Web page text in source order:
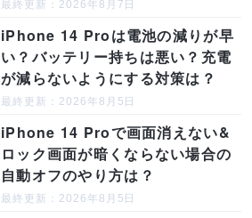
最終更新：2026年8月7日
iPhone 14 Proは電池の減りが早
い？バッテリー持ちは悪い？充電
が減らないようにする対策は？
最終更新：2026年8月5日
iPhone 14 Proで画面消えない&
ロック画面が暗くならない場合の
自動オフのやり方は？
最終更新：2026年8月5日